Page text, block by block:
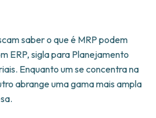
saber o que é MRP podem
ERP, sigla para Planejamento
Enquanto um se concentra na
abrange uma gama mais ampla